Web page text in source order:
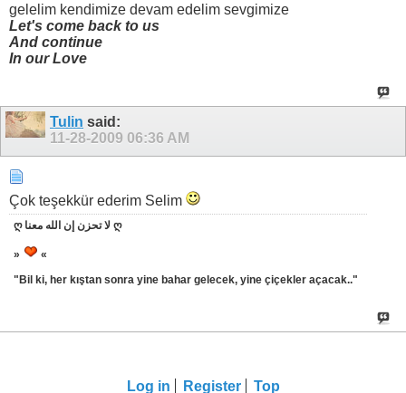
gelelim kendimize devam edelim sevgimize
Let's come back to us
And continue
In our Love
Tulin said:
11-28-2009 06:36 AM
Çok teşekkür ederim Selim
ღ لا تحزن إن الله معنا ღ
»
«
"Bil ki, her kıştan sonra yine bahar gelecek, yine çiçekler açacak.."
Log in Register Top